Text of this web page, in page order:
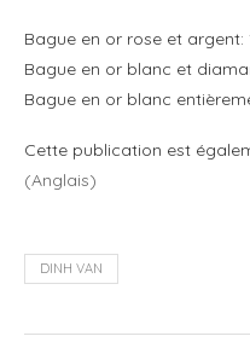
Bague en or rose et argent:
Bague en or blanc et
Bague en or blanc
Cette publication est
(Anglais)
DINH VAN